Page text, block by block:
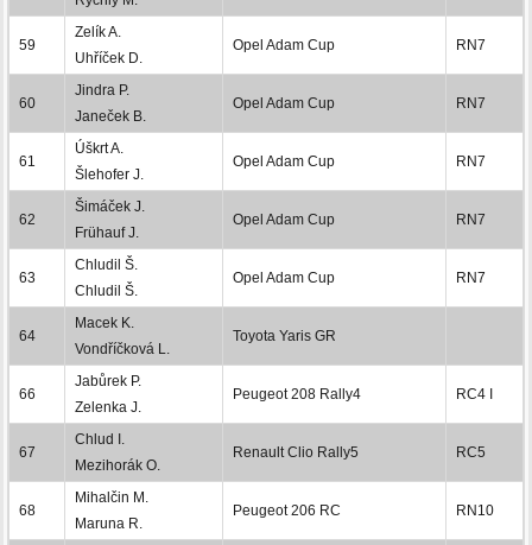
59
Zelík A.
Uhříček D.
Opel Adam Cup RN7
60
Jindra P.
Janeček B.
Opel Adam Cup RN7
61
Úškrt A.
Šlehofer J.
Opel Adam Cup RN7
62
Šimáček J.
Frühauf J.
Opel Adam Cup RN7
63
Chludil Š.
Chludil Š.
Opel Adam Cup RN7
64
Macek K.
Vondříčková L.
Toyota Yaris GR
66
Jabůrek P.
Zelenka J.
Peugeot 208 Rally4 RC4 I
67
Chlud I.
Mezihorák O.
Renault Clio Rally5 RC5
68
Mihalčin M.
Maruna R.
Peugeot 206 RC RN10